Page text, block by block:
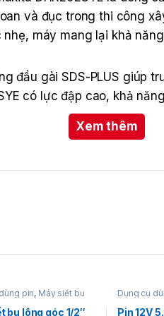
và đục trong thi công
nhẹ, máy mang lại khả
đầu gài SDS-PLUS giúp
có lực đập cao, khả
việc lắp đặt, sửa chữa
giúp người dùng sẵn
Xem thêm
pin, Máy siết bu
siết bu lông dùng pin
bu lông góc 1/2″
Dụng cụ
Phụ kiện
Pin 12V